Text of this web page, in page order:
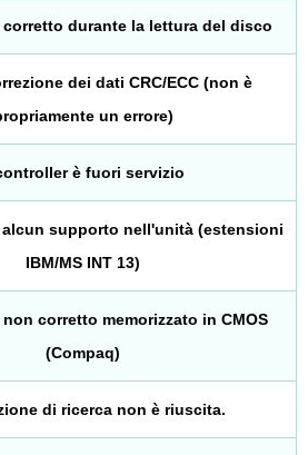
corretto durante la lettura del disco
dei dati CRC/ECC (non è
un errore)
è fuori servizio
alcun supporto nell'unità (estensioni
IBM/MS INT 13)
corretto memorizzato in CMOS
(Compaq)
di ricerca non è riuscita.